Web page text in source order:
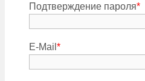
Подтверждение пароля*
E-Mail *